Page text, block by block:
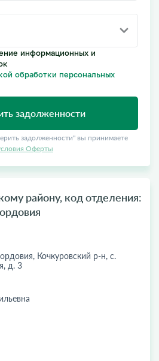
информационных и
обработки персональных
задолженности
задолженности" вы принимаете
Оферты
району, код отделения:
Кочкуровский р-н, с.
д. 3